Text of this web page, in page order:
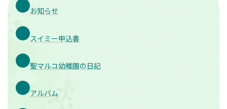
お知らせ
スイミー申込書
聖マルコ幼稚園の日記
アルバム